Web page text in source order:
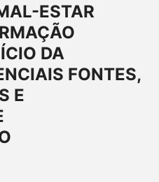
ESTAR
DA
FONTES,
E